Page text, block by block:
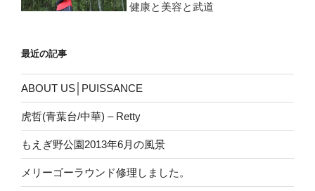
健康と美容と武道
最近の記事
ABOUT US│PUISSANCE
虎哲(青葉台/中華) – Retty
もえぎ野公園2013年6月の風景
メリーゴーラウンド修理しました。